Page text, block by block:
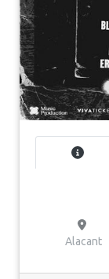
Alacant